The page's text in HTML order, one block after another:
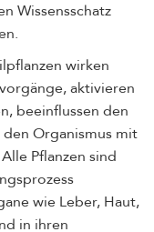
Wissensschatz
wirken
aktivieren
beeinflussen den
Organismus mit
Pflanzen sind
wie Leber, Haut,
in ihren